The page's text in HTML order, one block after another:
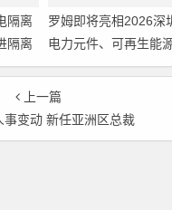
隔离
隔离
罗姆即将亮相2026深
电力元件、可再生能
展览会暨研讨会
上一篇
事变动 新任亚洲区总裁